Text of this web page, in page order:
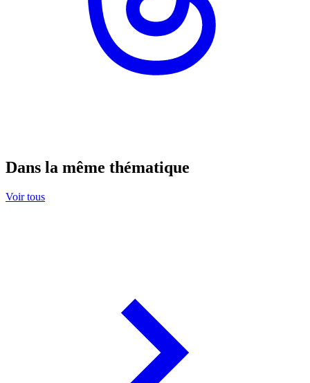
Dans la même thématique
Voir tous